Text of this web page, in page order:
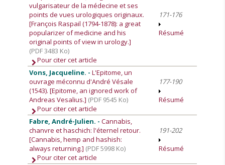
vulgarisateur de la médecine et ses
points de vues urologiques originaux.
[François Raspail (1794-1878): a great
popularizer of medicine and his
original points of view in urology.]
(PDF 3483 Ko)
Pour citer cet article
171-176
Résumé
Vons, Jacqueline. -L'Epitome, un
ouvrage méconnu d'André Vésale
(1543). [Epitome, an ignored work of
Andreas Vesalius.] (PDF 9545 Ko)
Pour citer cet article
177-190
Résumé
Fabre, André-Julien. -Cannabis,
chanvre et haschich: l'éternel retour.
[Cannabis, hemp and hashish:
always returning.] (PDF 5998 Ko)
Pour citer cet article
191-202
Résumé